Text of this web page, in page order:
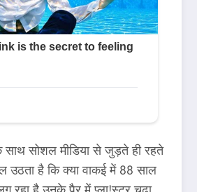
सोशल मीडिया से जुड़ते ही रहते
उठता है कि क्या वाकई में 88 साल